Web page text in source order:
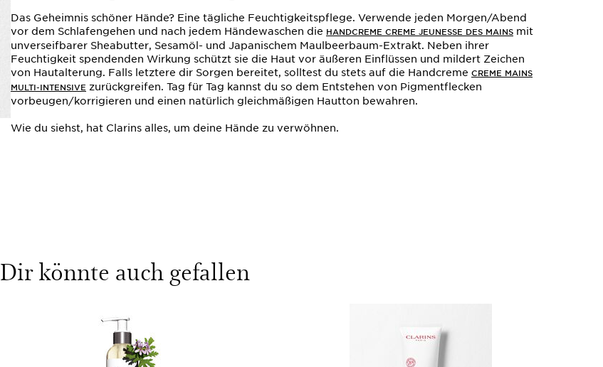
Das Geheimnis schöner Hände? Eine tägliche Feuchtigkeitspflege. Verwende jeden Morgen/Abend
vor dem Schlafengehen und nach jedem Händewaschen die HANDCREME CREME JEUNESSE DES MAINS mit
unverseifbarer Sheabutter, Sesamöl- und Japanischem Maulbeerbaum-Extrakt. Neben ihrer
Feuchtigkeit spendenden Wirkung schützt sie die Haut vor äußeren Einflüssen und mildert Zeichen
von Hautalterung. Falls letztere dir Sorgen bereitet, solltest du stets auf die Handcreme CREME MAINS
MULTI-INTENSIVE zurückgreifen. Tag für Tag kannst du so dem Entstehen von Pigmentflecken
vorbeugen/korrigieren und einen natürlich gleichmäßigen Hautton bewahren.
Wie du siehst, hat Clarins alles, um deine Hände zu verwöhnen.
Dir könnte auch gefallen